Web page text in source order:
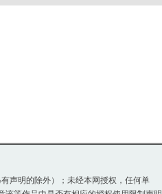
声明的除外）；未经本网授权，任何单